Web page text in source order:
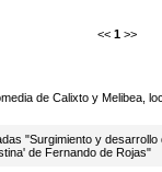
<< 1 >>
de Calixto y Melibea,
"Surgimiento y
de Fernando de Rojas"